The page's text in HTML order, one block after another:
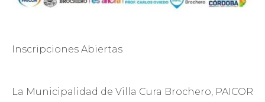
Inscripciones Abiertas
La Municipalidad de Villa Cura Brochero, PAICOR